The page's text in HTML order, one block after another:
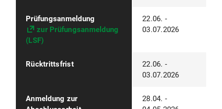
Prüfungsanmeldung
zur Prüfungsanmeldung
(LSF)
22.06. -
03.07.2026
Rücktrittsfrist
22.06. -
03.07.2026
Anmeldung zur
28.04. -